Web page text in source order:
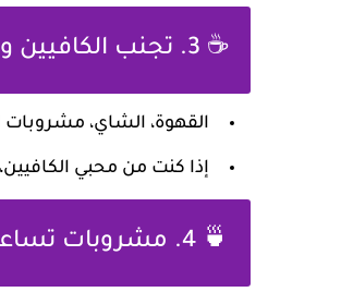
☕ 3. تجنب الكافيين والنيكوتين مساءً
القهوة، الشاي، مشروبات
إذا كنت من محبي
🍵 4. مشروبات تساعد على الاسترخاء